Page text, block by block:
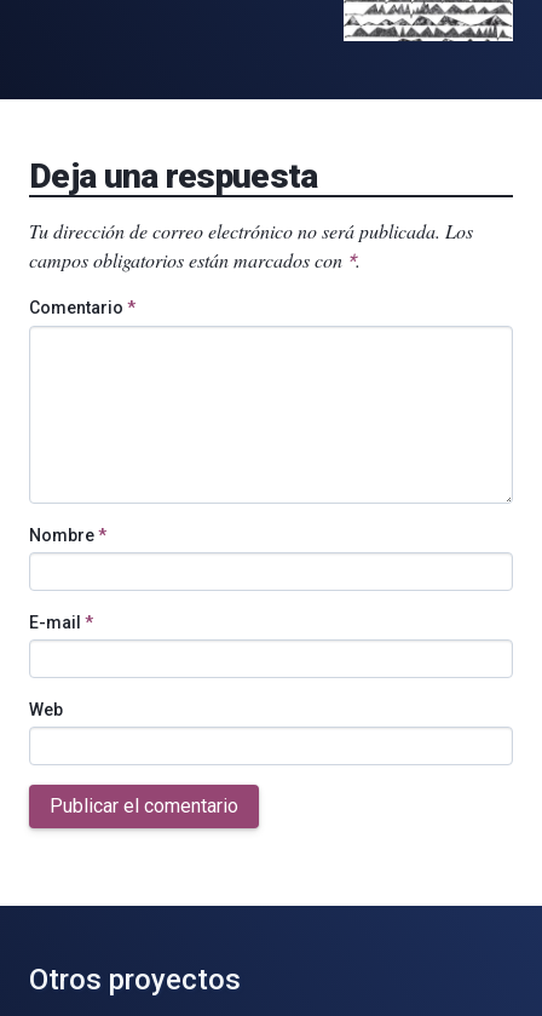
Deja una respuesta
Tu dirección de correo electrónico no será publicada. Los
campos obligatorios están marcados con *.
Comentario *
Nombre*
E-mail *
Web
Publicar el comentario
Otros proyectos